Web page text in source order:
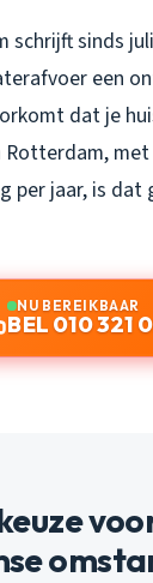
schrijft sinds
een
dat je
per jaar, is dat
NU BEREIKBAAR
BEL 010 321